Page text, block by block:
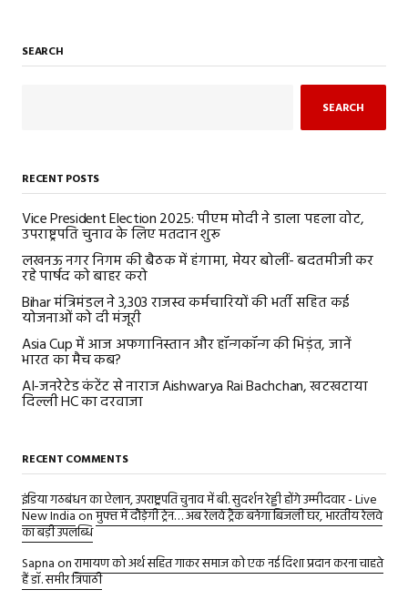
SEARCH
SEARCH
RECENT POSTS
Vice President Election 2025: पीएम मोदी ने डाला पहला वोट,
उपराष्ट्रपति चुनाव के लिए मतदान शुरू
लखनऊ नगर निगम की बैठक में हंगामा, मेयर बोलीं- बदतमीजी कर
रहे पार्षद को बाहर करो
Bihar मंत्रिमंडल ने 3,303 राजस्व कर्मचारियों की भर्ती सहित कई
योजनाओं को दी मंजूरी
Asia Cup में आज अफगानिस्तान और हॉन्गकॉन्ग की भिड़ंत, जानें
भारत का मैच कब?
AI-जनरेटेड कंटेंट से नाराज Aishwarya Rai Bachchan, खटखटाया
दिल्ली HC का दरवाजा
RECENT COMMENTS
इंडिया गठबंधन का ऐलान, उपराष्ट्रपति चुनाव में बी. सुदर्शन रेड्डी होंगे उम्मीदवार - Live
New Indiaonमुफ्त में दौड़ेगी ट्रेन… अब रेलवे ट्रैक बनेगा बिजली घर, भारतीय रेलवे
का बड़ी उपलब्धि
Sapnaonरामायण को अर्थ सहित गाकर समाज को एक नई दिशा प्रदान करना चाहते
हैं डॉ. समीर त्रिपाठी